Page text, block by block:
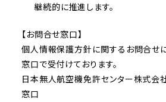
継続的に推進します。
【お問合せ窓口】
個人情報保護方針に関するお問合せ
窓口で受付けております。
日本無人航空機免許センター株式
窓口